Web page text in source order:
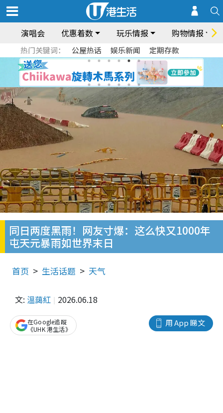
演唱会 优惠着数 玩乐情报 购物情报
热门关键词： 公屋热话 娱乐新闻 定期存款
同日两度黑雨！网友寸爆：这么快又1000年
屯天元暴雨如世界末日
首页 生活话题 天气
文: 溫藹紅 2026.06.18
用 App 睇文
在Google追蹤
《UHK 港生活》